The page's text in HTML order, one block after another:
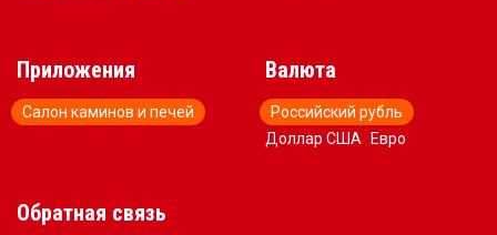
Приложения
Салон каминов и печей
Валюта
Российский рубль
Доллар США
Евро
Обратная связь